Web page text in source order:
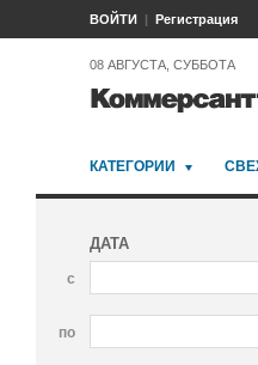
ВОЙТИ Регистрация
08 АВГУСТА, СУББОТА
КАТЕГОРИИ
ДАТА
с
по